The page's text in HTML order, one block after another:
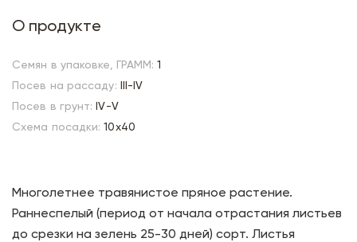
О продукте
Семян в упаковке, ГРАММ: 1
Посев на рассаду:
III-IV
Посев в грунт: IV-V
Схема посадки: 10х40
Многолетнее травянистое пряное растение.
Раннеспелый (период от начала отрастания листьев
до срезки на зелень 25-30 дней) сорт. Листья